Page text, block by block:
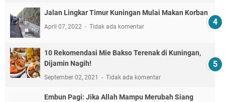
Jalan Lingkar Timur Kuningan Mulai Makan Korban
April 07, 2022 Tidak ada komentar
10 Rekomendasi Mie Bakso Terenak di Kuningan,
Dijamin Nagih!
September 02, 2021 Tidak ada komentar
Embun Pagi: Jika Allah Mampu Merubah Siang